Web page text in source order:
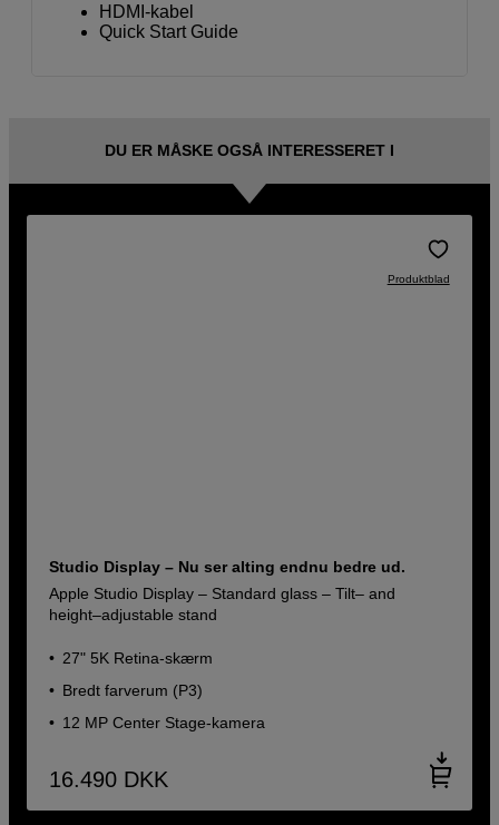
HDMI-kabel
Quick Start Guide
DU ER MÅSKE OGSÅ INTERESSERET I
Produktblad
Studio Display – Nu ser alting endnu bedre ud.
Apple Studio Display – Standard glass – Tilt– and
height–adjustable stand
27" 5K Retina-skærm
Bredt farverum (P3)
12 MP Center Stage-kamera
16.490 DKK